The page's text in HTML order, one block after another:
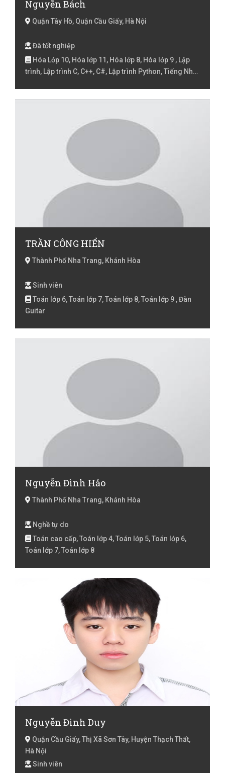
Nguyễn Bách
Quận Tây Hồ, Quận Cầu Giấy, Hà Nội
Đã tốt nghiệp
Hóa Lớp 10, Hóa lớp 11, Hóa lớp 8, Hóa lớp 9 , Lập
trình, Lập trình C, C++, C#, Lập trình Python, Tiếng Nhật
TRẦN CÔNG HIỂN
Thành Phố Nha Trang, Khánh Hòa
Sinh viên
Toán lớp 6, Toán lớp 7, Toán lớp 8, Toán lớp 9 , Đàn
Guitar
Nguyễn Đình Hảo
Thành Phố Nha Trang, Khánh Hòa
Nghề tự do
Toán cao cấp, Toán lớp 4, Toán lớp 5, Toán lớp 6,
Toán lớp 7, Toán lớp 8
Nguyễn Đình Duy
Quận Cầu Giấy, Thị Xã Sơn Tây, Huyện Thạch Thất,
Hà Nội
Sinh viên